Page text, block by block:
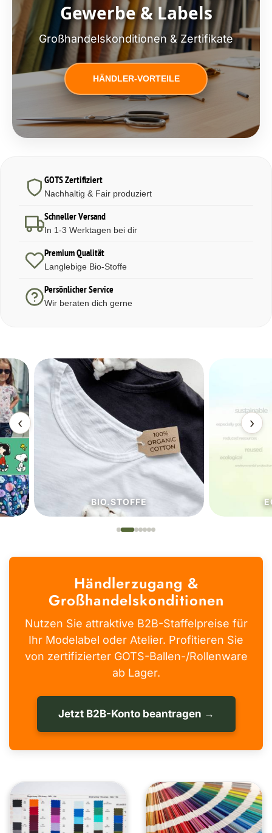
Gewerbe & Labels
Großhandelskonditionen & Zertifikate
HÄNDLER-VORTEILE
GOTS Zertifiziert
Nachhaltig & Fair produziert
Schneller Versand
In 1-3 Werktagen bei dir
Premium Qualität
Langlebige Bio-Stoffe
Persönlicher Service
Wir beraten dich gerne
‹
BIO.STOFFE
›
Händlerzugang &
Großhandelskonditionen
Nutzen Sie attraktive B2B-Staffelpreise für
Ihr Modelabel oder Atelier. Profitieren Sie
von zertifizierter GOTS-Ballen-/Rollenware
ab Lager.
Jetzt B2B-Konto beantragen →